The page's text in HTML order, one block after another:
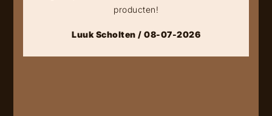
producten!
Luuk Scholten / 08-07-2026